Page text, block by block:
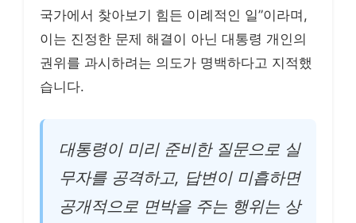
국가에서 찾아보기 힘든 이례적인 일”이라며,
이는 진정한 문제 해결이 아닌 대통령 개인의
권위를 과시하려는 의도가 명백하다고 지적했
습니다.
대통령이 미리 준비한 질문으로 실
무자를 공격하고, 답변이 미흡하면
공개적으로 면박을 주는 행위는 상